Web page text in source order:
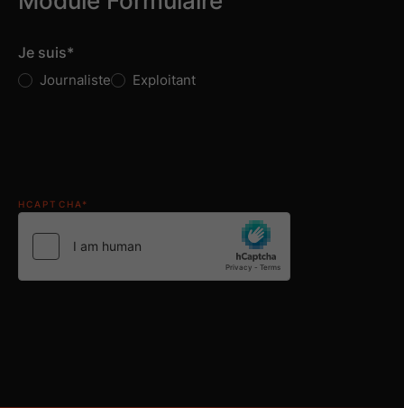
Je suis*
Journaliste Exploitant
HCAPTCHA *